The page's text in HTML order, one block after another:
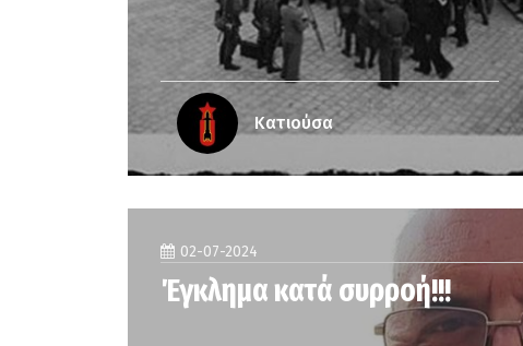
Κατιούσα
02-07-2024
Έγκλημα κατά συρροή!!!